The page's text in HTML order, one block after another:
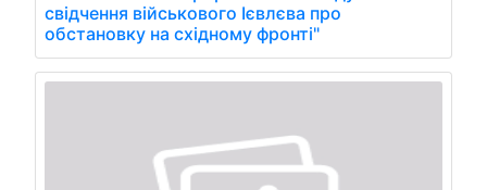
свідчення військового Ієвлєва про
обстановку на східному фронті"